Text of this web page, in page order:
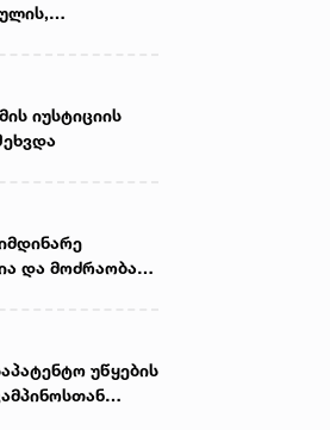
იუსტიციის
და მოძრაობა
უწყების